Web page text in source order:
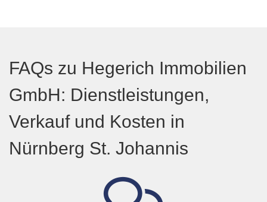
FAQs zu Hegerich Immobilien
GmbH: Dienstleistungen,
Verkauf und Kosten in
Nürnberg St. Johannis